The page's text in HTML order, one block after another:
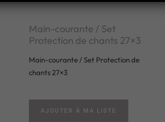
Main-courante / Set
Protection de chants 27×3
Main-courante / Set Protection de
chants 27×3
AJOUTER À MA LISTE